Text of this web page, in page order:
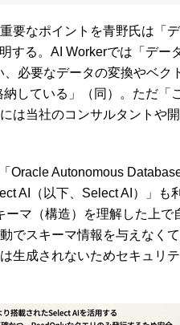
要なポイントを青野氏は「
する。AI Workerでは「デー
必要なデータの変換やベク
している」（同）。ただ「
は当社のコンサルタントや
Autonomous
AI（以下、Select AI）」も
ーマ（構造）を理解した上で
でスキーマ情報を与えなく
生成されないためセキュリ